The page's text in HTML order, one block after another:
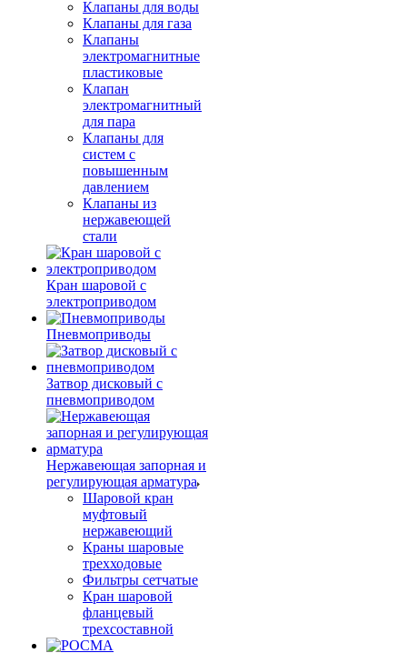
Клапаны для воды
Клапаны для газа
Клапаны
электромагнитные
пластиковые
Клапан
электромагнитный
для пара
Клапаны для
систем с
повышенным
давлением
Клапаны из
нержавеющей
стали
Кран шаровой с
электроприводом
Пневмоприводы
Затвор дисковый с
пневмоприводом
Нержавеющая запорная и
регулирующая арматура
Шаровой кран
муфтовый
нержавеющий
Краны шаровые
трехходовые
Фильтры сетчатые
Кран шаровой
фланцевый
трехсоставной